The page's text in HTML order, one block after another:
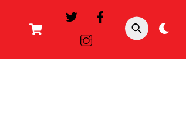
Cart